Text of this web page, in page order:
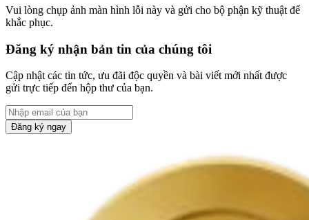
Vui lòng chụp ảnh màn hình lỗi này và gửi cho bộ phận kỹ thuật để
khắc phục.
Đăng ký nhận bản tin của chúng tôi
Cập nhật các tin tức, ưu đãi độc quyền và bài viết mới nhất được
gửi trực tiếp đến hộp thư của bạn.
Đăng ký ngay